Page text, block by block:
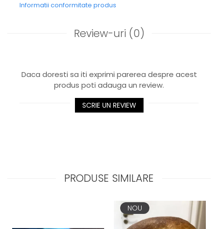
Informatii conformitate produs
Review-uri (0)
Daca doresti sa iti exprimi parerea despre acest
produs poti adauga un review.
SCRIE UN REVIEW
PRODUSE SIMILARE
NOU